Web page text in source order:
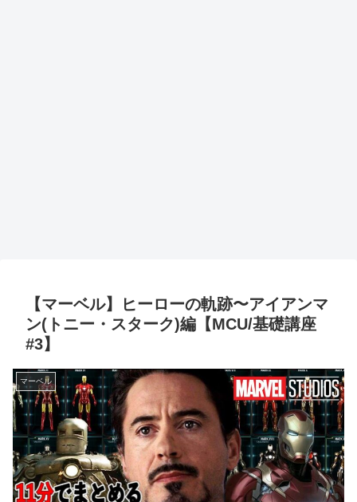
【マーベル】ヒーローの軌跡〜アイアンマ
ン(トニー・スターク)編【MCU/基礎講座
#3】
マーベル